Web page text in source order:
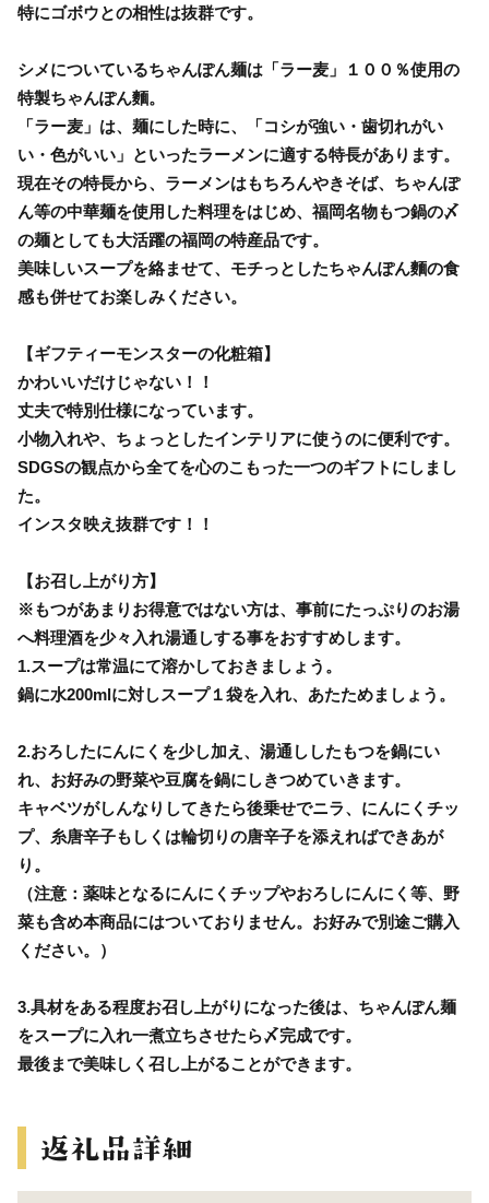
特にゴボウとの相性は抜群です。
シメについているちゃんぽん麺は「ラー麦」１００％使用の
特製ちゃんぽん麵。
「ラー麦」は、麺にした時に、「コシが強い・歯切れがい
い・色がいい」といったラーメンに適する特長があります。
現在その特長から、ラーメンはもちろんやきそば、ちゃんぽ
ん等の中華麺を使用した料理をはじめ、福岡名物もつ鍋の〆
の麺としても大活躍の福岡の特産品です。
美味しいスープを絡ませて、モチっとしたちゃんぽん麵の食
感も併せてお楽しみください。
【ギフティーモンスターの化粧箱】
かわいいだけじゃない！！
丈夫で特別仕様になっています。
小物入れや、ちょっとしたインテリアに使うのに便利です。
SDGSの観点から全てを心のこもった一つのギフトにしまし
た。
インスタ映え抜群です！！
【お召し上がり方】
※もつがあまりお得意ではない方は、事前にたっぷりのお湯
へ料理酒を少々入れ湯通しする事をおすすめします。
1.スープは常温にて溶かしておきましょう。
鍋に水200mlに対しスープ１袋を入れ、あたためましょう。
2.おろしたにんにくを少し加え、湯通ししたもつを鍋にい
れ、お好みの野菜や豆腐を鍋にしきつめていきます。
キャベツがしんなりしてきたら後乗せでニラ、にんにくチッ
プ、糸唐辛子もしくは輪切りの唐辛子を添えればできあが
り。
（注意：薬味となるにんにくチップやおろしにんにく等、野
菜も含め本商品にはついておりません。お好みで別途ご購入
ください。）
3.具材をある程度お召し上がりになった後は、ちゃんぽん麺
をスープに入れ一煮立ちさせたら〆完成です。
最後まで美味しく召し上がることができます。